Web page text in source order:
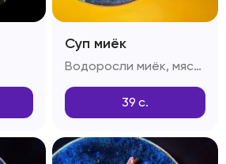
Суп миёк
Водоросли миёк, мясо говяжье, приправа дашида
39 с.